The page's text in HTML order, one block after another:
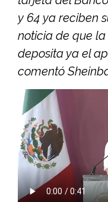
y 64 ya reciben
noticia de que
deposita ya el
comentó